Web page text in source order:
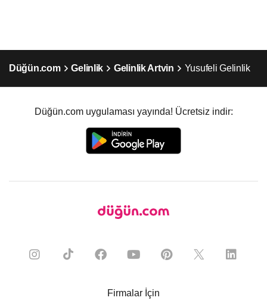
Düğün.com Gelinlik Gelinlik Artvin Yusufeli Gelinlik
Düğün.com uygulaması yayında! Ücretsiz indir:
Firmalar İçin